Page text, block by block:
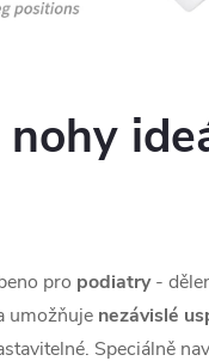
pro podiatry-
umožňuje nezávislé
Speciálně